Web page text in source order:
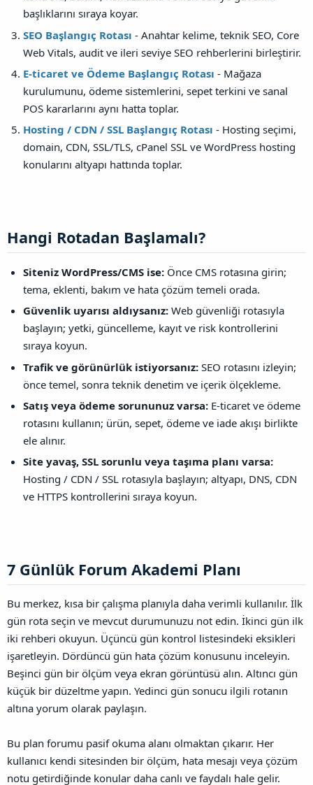
başlıklarını sıraya koyar.
SEO Başlangıç Rotası - Anahtar kelime, teknik SEO, Core
Web Vitals, audit ve ileri seviye SEO rehberlerini birleştirir.
E-ticaret ve Ödeme Başlangıç Rotası - Mağaza
kurulumunu, ödeme sistemlerini, sepet terkini ve sanal
POS kararlarını aynı hatta toplar.
Hosting / CDN / SSL Başlangıç Rotası - Hosting seçimi,
domain, CDN, SSL/TLS, cPanel SSL ve WordPress hosting
konularını altyapı hattında toplar.
Hangi Rotadan Başlamalı?​
Siteniz WordPress/CMS ise: Önce CMS rotasına girin;
tema, eklenti, bakım ve hata çözüm temeli orada.
Güvenlik uyarısı aldıysanız: Web güvenliği rotasıyla
başlayın; yetki, güncelleme, kayıt ve risk kontrollerini
sıraya koyun.
Trafik ve görünürlük istiyorsanız: SEO rotasını izleyin;
önce temel, sonra teknik denetim ve içerik ölçekleme.
Satış veya ödeme sorununuz varsa: E-ticaret ve ödeme
rotasını kullanın; ürün, sepet, ödeme ve iade akışı birlikte
ele alınır.
Site yavaş, SSL sorunlu veya taşıma planı varsa:
Hosting / CDN / SSL rotasıyla başlayın; altyapı, DNS, CDN
ve HTTPS kontrollerini sıraya koyun.
7 Günlük Forum Akademi Planı​
Bu merkez, kısa bir çalışma planıyla daha verimli kullanılır. İlk
gün rota seçin ve mevcut durumunuzu not edin. İkinci gün ilk
iki rehberi okuyun. Üçüncü gün kontrol listesindeki eksikleri
işaretleyin. Dördüncü gün hata çözüm konusunu inceleyin.
Beşinci gün bir ölçüm veya ekran görüntüsü alın. Altıncı gün
küçük bir düzeltme yapın. Yedinci gün sonucu ilgili rotanın
altına yorum olarak paylaşın.
Bu plan forumu pasif okuma alanı olmaktan çıkarır. Her
kullanıcı kendi sitesinden bir ölçüm, hata mesajı veya çözüm
notu getirdiğinde konular daha canlı ve faydalı hale gelir.